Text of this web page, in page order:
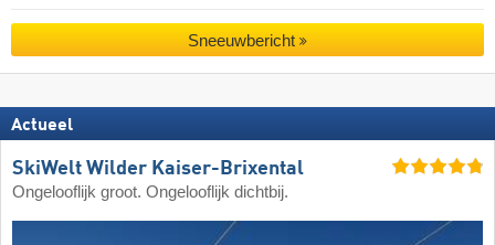
Sneeuwbericht
Actueel
SkiWelt Wilder Kaiser-Brixental
Ongelooflijk groot. Ongelooflijk dichtbij.